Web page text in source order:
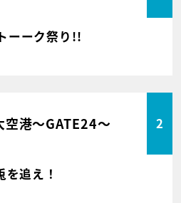
ーーク祭り!!
空港～GATE24～ 2
追え！